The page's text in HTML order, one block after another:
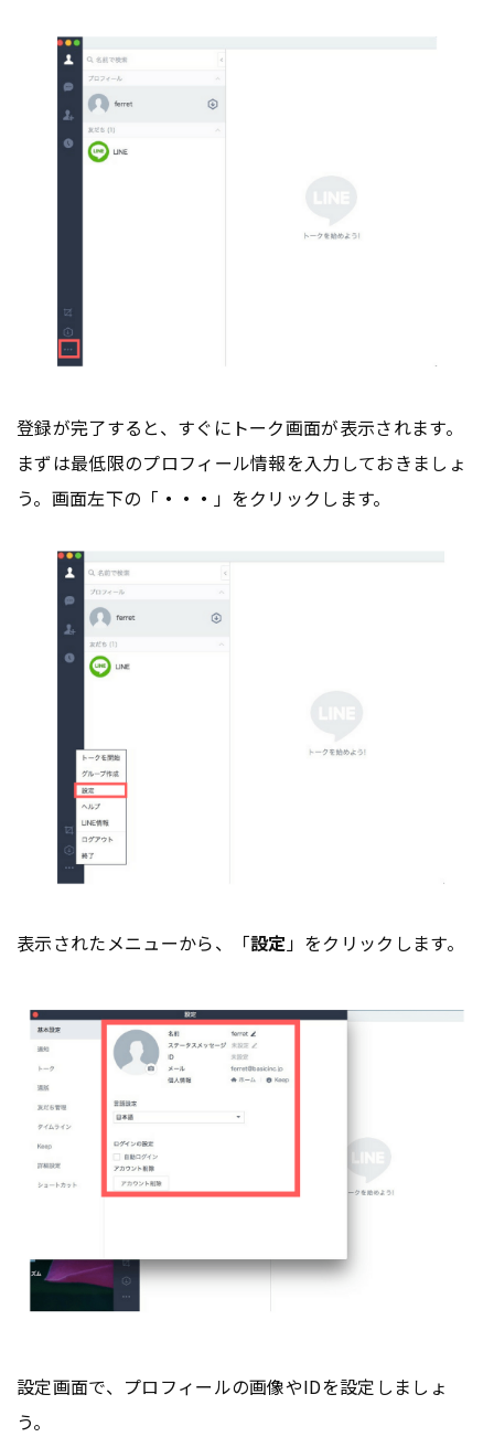
登録が完了すると、すぐにトーク画面が表示されます。
まずは最低限のプロフィール情報を入力しておきましょ
う。画面左下の「 ・・・ 」をクリックします。
表示されたメニューから、「設定 」をクリックします。
設定画面で、プロフィールの画像やIDを設定しましょ
う。